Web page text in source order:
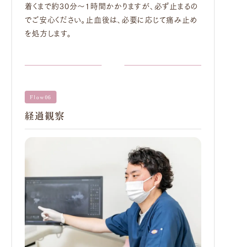
着くまで約30分～1時間かかりますが、必ず止まるの
でご安心ください。止血後は、必要に応じて痛み止め
を処方します。
Flow06
経過観察